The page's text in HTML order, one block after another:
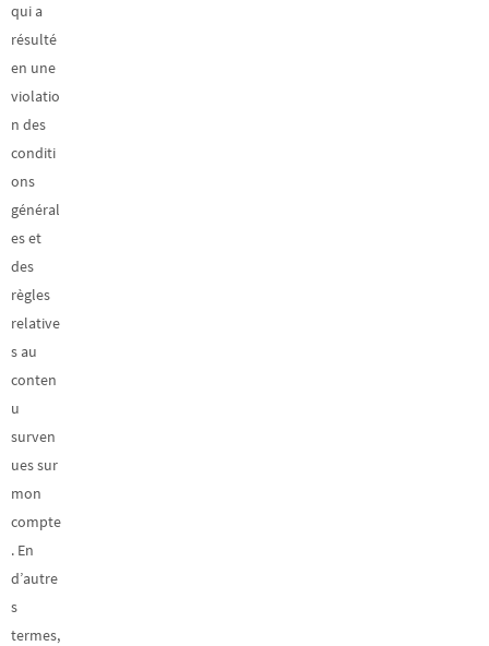
qui a
résulté
en une
violatio
n des
conditi
ons
général
es et
des
règles
relative
s au
conten
u
surven
ues sur
mon
compte
. En
d’autre
s
termes,